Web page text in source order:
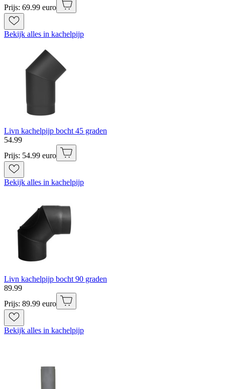
Prijs: 69.99 euro
Bekijk alles in kachelpijp
Livn kachelpijp bocht 45 graden
54.99
Prijs: 54.99 euro
Bekijk alles in kachelpijp
Livn kachelpijp bocht 90 graden
89.99
Prijs: 89.99 euro
Bekijk alles in kachelpijp